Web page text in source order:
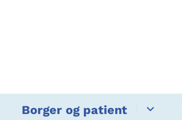
Borger og patient